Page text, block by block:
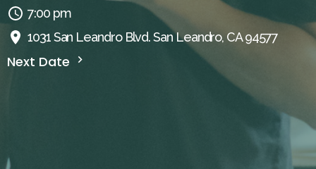
7:00 pm
1031 San Leandro Blvd. San Leandro, CA 94577
Next Date